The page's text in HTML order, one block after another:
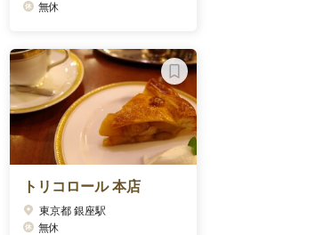
無休
トリコロール 本店
東京都 銀座駅
無休